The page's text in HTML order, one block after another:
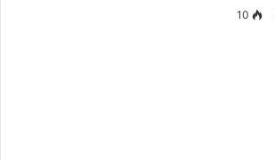
10